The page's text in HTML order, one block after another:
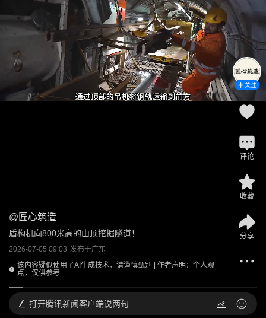
@ 匠心筑造
盾构机向800米高的山顶挖掘隧道！
2026-07-05 09:03 发布于广东
该内容疑似使用了AI生成技术，请谨慎甄别 | 作者声明：个人观
点，仅供参考
关注
评论
收藏
分享
打开腾讯新闻客户端说两句